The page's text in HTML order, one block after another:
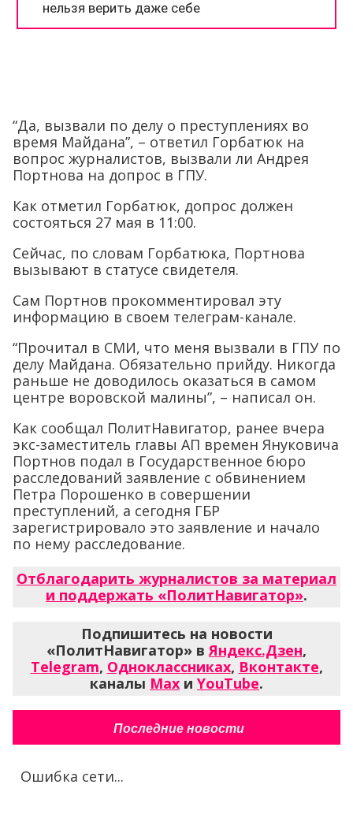
“Да, вызвали по делу о преступлениях во
время Майдана”, – ответил Горбатюк на
вопрос журналистов, вызвали ли Андрея
Портнова на допрос в ГПУ.
Как отметил Горбатюк, допрос должен
состояться 27 мая в 11:00.
Сейчас, по словам Горбатюка, Портнова
вызывают в статусе свидетеля.
Сам Портнов прокомментировал эту
информацию в своем телеграм-канале.
“Прочитал в СМИ, что меня вызвали в ГПУ по
делу Майдана. Обязательно прийду. Никогда
раньше не доводилось оказаться в самом
центре воровской малины”, – написал он.
Как сообщал ПолитНавигатор, ранее вчера
экс-заместитель главы АП времен Януковича
Портнов подал в Государственное бюро
расследований заявление с обвинением
Петра Порошенко в совершении
преступлений, а сегодня ГБР
зарегистрировало это заявление и начало
по нему расследование.
Отблагодарить журналистов за материал
и поддержать «ПолитНавигатор».
Подпишитесь на новости
«ПолитНавигатор» в Яндекс.Дзен,
Telegram, Одноклассниках, Вконтакте,
каналы Max и YouTube.
Последние новости
Ошибка сети...